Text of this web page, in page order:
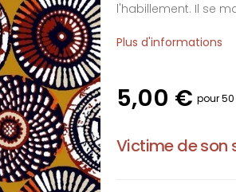
l'habillement. Il se
Plus d'informations
5,00 € pour
Victime de son